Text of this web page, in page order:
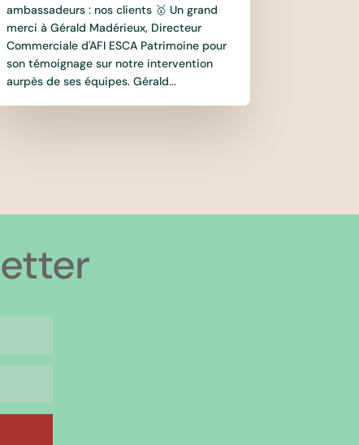
ambassadeurs : nos clients 🥇 Un grand
merci à Gérald Madérieux, Directeur
Commerciale d'AFI ESCA Patrimoine pour
son témoignage sur notre intervention
aurpès de ses équipes. Gérald...